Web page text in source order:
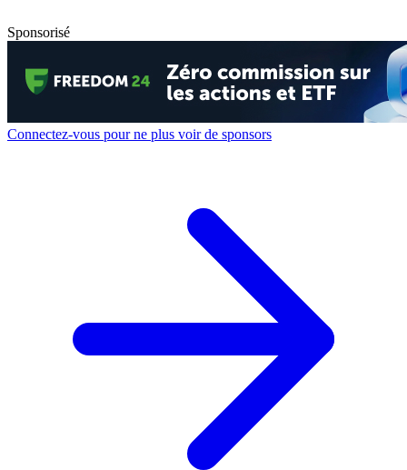
Sponsorisé
Connectez-vous pour ne plus voir de sponsors